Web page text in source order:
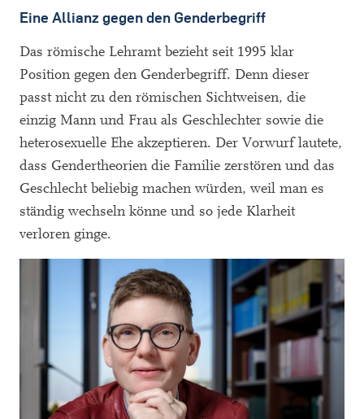
Eine Allianz gegen den Genderbegriff
Das römische Lehramt bezieht seit 1995 klar
Position gegen den Genderbegriff. Denn dieser
passt nicht zu den römischen Sichtweisen, die
einzig Mann und Frau als Geschlechter sowie die
heterosexuelle Ehe akzeptieren. Der Vorwurf lautete,
dass Gendertheorien die Familie zerstören und das
Geschlecht beliebig machen würden, weil man es
ständig wechseln könne und so jede Klarheit
verloren ginge.